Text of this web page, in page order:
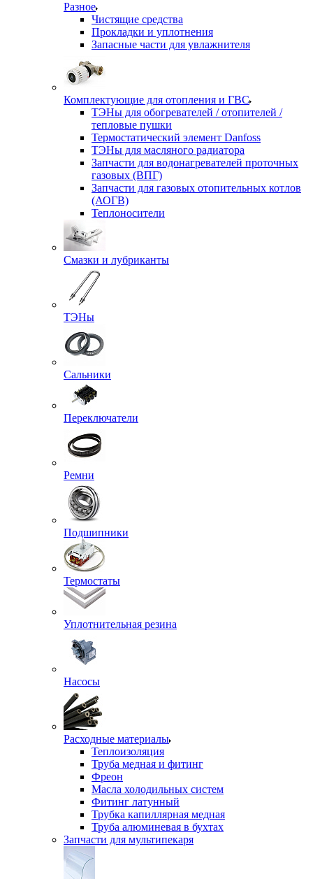
Разное
Чистящие средства
Прокладки и уплотнения
Запасные части для увлажнителя
Комплектующие для отопления и ГВС
ТЭНы для обогревателей / отопителей /
тепловые пушки
Термостатический элемент Danfoss
ТЭНы для масляного радиатора
Запчасти для водонагревателей проточных
газовых (ВПГ)
Запчасти для газовых отопительных котлов
(АОГВ)
Теплоносители
Смазки и лубриканты
ТЭНы
Сальники
Переключатели
Ремни
Подшипники
Термостаты
Уплотнительная резина
Насосы
Расходные материалы
Теплоизоляция
Труба медная и фитинг
Фреон
Масла холодильных систем
Фитинг латунный
Трубка капиллярная медная
Труба алюминевая в бухтах
Запчасти для мультипекаря